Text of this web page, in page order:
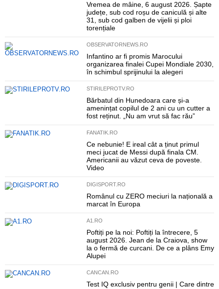
Vremea de mâine, 6 august 2026. Șapte
județe, sub cod roșu de caniculă și alte
31, sub cod galben de vijelii și ploi
torențiale
OBSERVATORNEWS.RO
Infantino ar fi promis Marocului
organizarea finalei Cupei Mondiale 2030,
în schimbul sprijinului la alegeri
STIRILEPROTV.RO
Bărbatul din Hunedoara care și-a
amenințat copilul de 2 ani cu un cutter a
fost reținut. „Nu am vrut să fac rău”
FANATIK.RO
Ce nebunie! E ireal cât a ținut primul
meci jucat de Messi după finala CM.
Americanii au văzut ceva de poveste.
Video
DIGISPORT.RO
Românul cu ZERO meciuri la națională a
marcat în Europa
A1.RO
Poftiți pe la noi: Poftiți la întrecere, 5
august 2026. Jean de la Craiova, show
la o fermă de curcani. De ce a plâns Emy
Alupei
CANCAN.RO
Test IQ exclusiv pentru genii | Care dintre